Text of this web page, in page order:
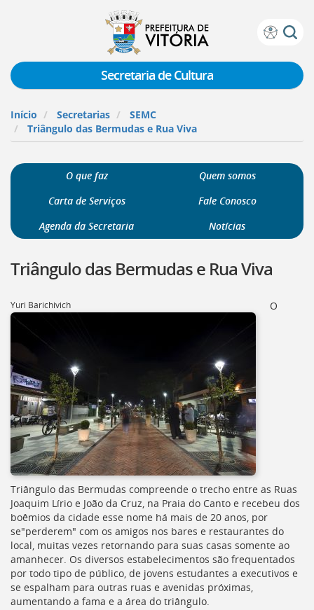
Prefeitura
Vitória
teclado:
para
a
página
acessibilidade
para
página
inicial
Portal
para
Portal
de
Serviços
[]
Ir
para
a
lista
de
secretarias
[]
Ir
para
a
página
de
legislação
Secretaria de Cultura
Início Secretarias
SEMC
Triângulo das Bermudas e Rua Viva
O que faz
Quem somos
Carta de Serviços
Fale Conosco
Agenda da Secretaria
Notícias
Triângulo das Bermudas e Rua Viva
Yuri Barichivich O
Triângulo das Bermudas compreende o trecho entre as Ruas
Joaquim Lírio e João da Cruz, na Praia do Canto e recebeu dos
boêmios da cidade esse nome há mais de 20 anos, por
se"perderem" com os amigos nos bares e restaurantes do
local, muitas vezes retornando para suas casas somente ao
amanhecer. Os diversos estabelecimentos são frequentados
por todo tipo de público, de jovens estudantes a executivos e
se espalham para outras ruas e avenidas próximas,
aumentando a fama e a área do triângulo.